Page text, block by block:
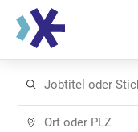
oder
Stichwort